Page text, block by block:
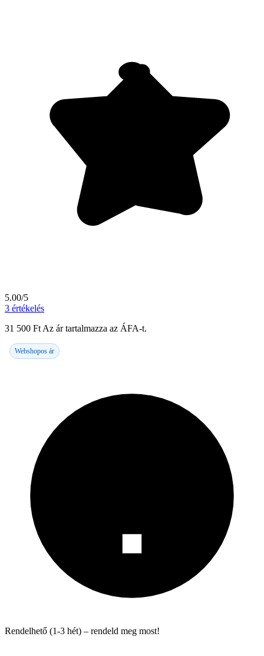
5.00/5
3 értékelés
31 500 Ft Az ár tartalmazza az ÁFA-t.
Webshopos ár
Rendelhető (1-3 hét) – rendeld meg most!